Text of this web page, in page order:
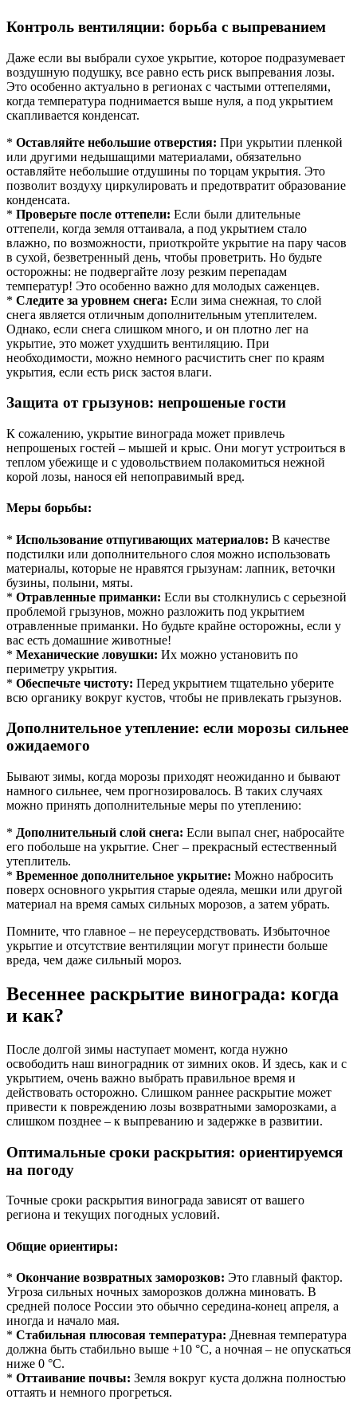
Контроль вентиляции: борьба с выпреванием
Даже если вы выбрали сухое укрытие, которое подразумевает
воздушную подушку, все равно есть риск выпревания лозы.
Это особенно актуально в регионах с частыми оттепелями,
когда температура поднимается выше нуля, а под укрытием
скапливается конденсат.
* Оставляйте небольшие отверстия: При укрытии пленкой
или другими недышащими материалами, обязательно
оставляйте небольшие отдушины по торцам укрытия. Это
позволит воздуху циркулировать и предотвратит образование
конденсата.
* Проверьте после оттепели: Если были длительные
оттепели, когда земля оттаивала, а под укрытием стало
влажно, по возможности, приоткройте укрытие на пару часов
в сухой, безветренный день, чтобы проветрить. Но будьте
осторожны: не подвергайте лозу резким перепадам
температур! Это особенно важно для молодых саженцев.
* Следите за уровнем снега: Если зима снежная, то слой
снега является отличным дополнительным утеплителем.
Однако, если снега слишком много, и он плотно лег на
укрытие, это может ухудшить вентиляцию. При
необходимости, можно немного расчистить снег по краям
укрытия, если есть риск застоя влаги.
Защита от грызунов: непрошеные гости
К сожалению, укрытие винограда может привлечь
непрошеных гостей – мышей и крыс. Они могут устроиться в
теплом убежище и с удовольствием полакомиться нежной
корой лозы, нанося ей непоправимый вред.
Меры борьбы:
* Использование отпугивающих материалов: В качестве
подстилки или дополнительного слоя можно использовать
материалы, которые не нравятся грызунам: лапник, веточки
бузины, полыни, мяты.
* Отравленные приманки: Если вы столкнулись с серьезной
проблемой грызунов, можно разложить под укрытием
отравленные приманки. Но будьте крайне осторожны, если у
вас есть домашние животные!
* Механические ловушки: Их можно установить по
периметру укрытия.
* Обеспечьте чистоту: Перед укрытием тщательно уберите
всю органику вокруг кустов, чтобы не привлекать грызунов.
Дополнительное утепление: если морозы сильнее
ожидаемого
Бывают зимы, когда морозы приходят неожиданно и бывают
намного сильнее, чем прогнозировалось. В таких случаях
можно принять дополнительные меры по утеплению:
* Дополнительный слой снега: Если выпал снег, набросайте
его побольше на укрытие. Снег – прекрасный естественный
утеплитель.
* Временное дополнительное укрытие: Можно набросить
поверх основного укрытия старые одеяла, мешки или другой
материал на время самых сильных морозов, а затем убрать.
Помните, что главное – не переусердствовать. Избыточное
укрытие и отсутствие вентиляции могут принести больше
вреда, чем даже сильный мороз.
Весеннее раскрытие винограда: когда
и как?
После долгой зимы наступает момент, когда нужно
освободить наш виноградник от зимних оков. И здесь, как и с
укрытием, очень важно выбрать правильное время и
действовать осторожно. Слишком раннее раскрытие может
привести к повреждению лозы возвратными заморозками, а
слишком позднее – к выпреванию и задержке в развитии.
Оптимальные сроки раскрытия: ориентируемся
на погоду
Точные сроки раскрытия винограда зависят от вашего
региона и текущих погодных условий.
Общие ориентиры:
* Окончание возвратных заморозков: Это главный фактор.
Угроза сильных ночных заморозков должна миновать. В
средней полосе России это обычно середина-конец апреля, а
иногда и начало мая.
* Стабильная плюсовая температура: Дневная температура
должна быть стабильно выше +10 °C, а ночная – не опускаться
ниже 0 °C.
* Оттаивание почвы: Земля вокруг куста должна полностью
оттаять и немного прогреться.